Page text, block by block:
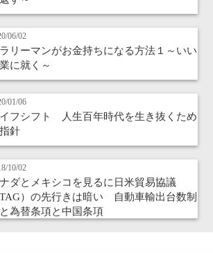
06/02
リーマンがお金持ちになる方法１～いい
に就く～
01/06
フシフト 人生百年時代を生き抜くため
針
10/02
ダとメキシコを見るに日米貿易協議
TAG）の先行きは暗い 自動車輸出台数制
為替条項と中国条項